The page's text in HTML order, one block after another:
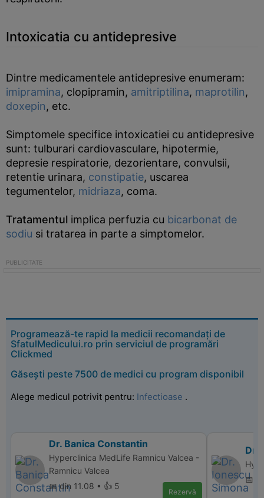
Intoxicatia cu antidepresive
Dintre medicamentele antidepresive enumeram:
imipramina, clopipramin, amitriptilina, maprotilin,
doxepin, etc.
Simptomele specifice intoxicatiei cu antidepresive
sunt: tulburari cardiovasculare, hipotermie,
depresie respiratorie, dezorientare, convulsii,
retentie urinara, constipatie, uscarea
tegumentelor, midriaza, coma.
Tratamentul implica perfuzia cu bicarbonat de
sodiu si tratarea in parte a simptomelor.
Programează-te rapid la medicii recomandați de
SfatulMedicului.ro prin serviciul de programări
Clickmed
Găsești peste 7500 de medici cu program disponibil
Alege medicul potrivit pentru: Infectioase .
Dr. Banica Constantin
Hyperclinica MedLife Ramnicu Valcea -
Ramnicu Valcea
📅 din 11.08 • 👍 5
Rezervă
Dr.
📅